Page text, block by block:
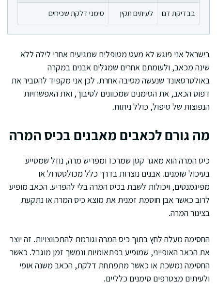
בבדיקת דם
לעיתים תקין סימני דלקת שכיחים
בישראל אני פוגש לא מעט מטופלים שמגיעים אחרי לילה ללא
שינה מכאב, ולעומתם אחרים שמגלים אבנים במקרה
באולטרסאונד שנעשה מסיבה אחרת. לכן אני מקפיד להסביר את
דפוס הכאב, את הסימנים שמכוונים לסיבוך, ואת האפשרויות
הנפוצות של טיפול, כולל ניתוח.
מה גורם לכאבים מאבנים בכיס המרה
כיס המרה הוא מאגר קטן שמרכז ומפריש מרה, נוזל שמסייע
בעיכול שומנים. אבנים נוצרות בדרך כלל מכולסטרול או
מפיגמנטים, ויכולות לשבת בכיס המרה בלי להפריע. הכאב מופיע
לרוב כאשר אבן חוסמת זמנית את מוצא כיס המרה או נתקעת
בצינור המרה.
החסימה מעלה לחץ בתוך כיס המרה וגורמת להתכווצויות. זה יוצר
את הכאב האופייני, שמופיע בפתאומיות ונמשך זמן מוגבל. כאשר
החסימה נמשכת או כאשר מתפתחת דלקת, הכאב משנה אופי
ולעיתים מצטרפים סימנים כלליים.